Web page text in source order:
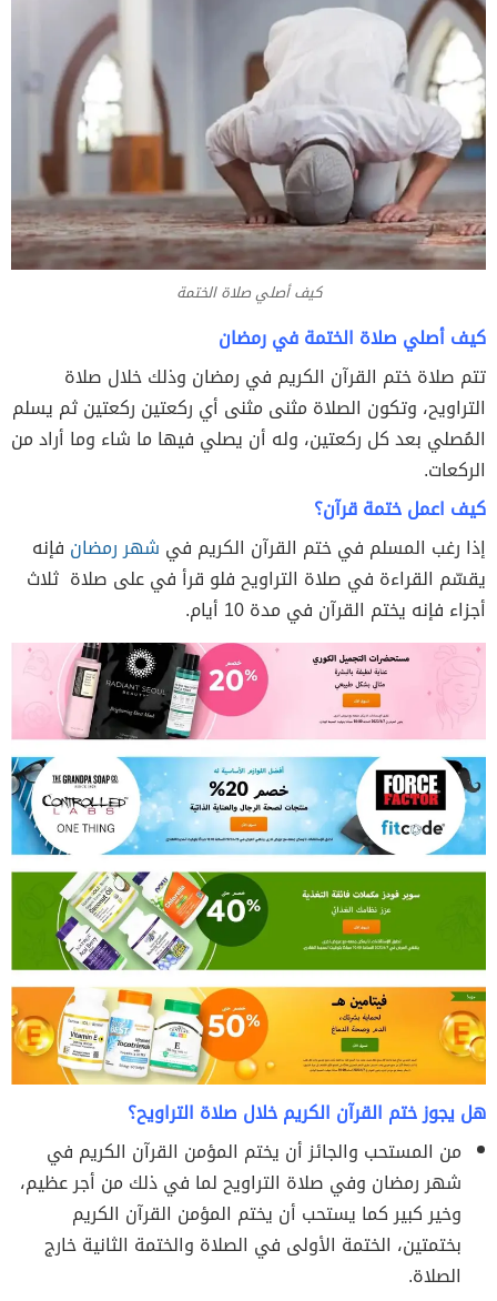
كيف أصلي صلاة الختمة
كيف أصلي صلاة الختمة في رمضان
تتم صلاة ختم القرآن الكريم في رمضان وذلك خلال صلاة
التراويح، وتكون الصلاة مثنى مثنى أي ركعتين ركعتين ثم يسلم
المُصلي بعد كل ركعتين، وله أن يصلي فيها ما شاء وما أراد من
الركعات.
كيف اعمل ختمة قرآن؟
إذا رغب المسلم في ختم القرآن الكريم في شهر رمضان فإنه
يقسّم القراءة في صلاة التراويح فلو قرأ في على صلاة ثلاث
أجزاء فإنه يختم القرآن في مدة 10 أيام.
هل يجوز ختم القرآن الكريم خلال صلاة التراويح؟
من المستحب والجائز أن يختم المؤمن القرآن الكريم في
شهر رمضان وفي صلاة التراويح لما في ذلك من أجر عظيم،
وخير كبير كما يستحب أن يختم المؤمن القرآن الكريم
بختمتين، الختمة الأولى في الصلاة والختمة الثانية خارج
الصلاة.